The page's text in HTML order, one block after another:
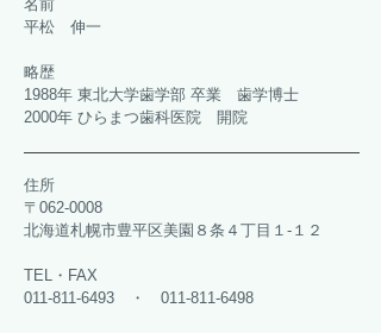
名前
平松 伸一
略歴
​1988年 東北大学歯学部 卒業 歯学博士
2000年 ひらまつ歯科医院 開院
住所
〒062-0008
北海道札幌市豊平区美園８条４丁目１‐１２
TEL・FAX
011-811-6493 ・ 011-811-6498